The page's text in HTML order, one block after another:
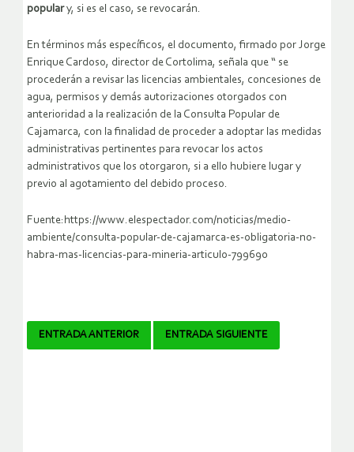
populary, si es el caso, se revocarán.
En términos más específicos, el documento, firmado por Jorge
Enrique Cardoso, director de Cortolima, señala que “ se
procederán a revisar las licencias ambientales, concesiones de
agua, permisos y demás autorizaciones otorgados con
anterioridad a la realización de la Consulta Popular de
Cajamarca, con la finalidad de proceder a adoptar las medidas
administrativas pertinentes para revocar los actos
administrativos que los otorgaron, si a ello hubiere lugar y
previo al agotamiento del debido proceso.
Fuente:https://www.elespectador.com/noticias/medio-
ambiente/consulta-popular-de-cajamarca-es-obligatoria-no-
habra-mas-licencias-para-mineria-articulo-799690
Navegador
ENTRADA ANTERIOR ENTRADA SIGUIENTE